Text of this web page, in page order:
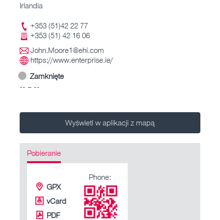
Irlandia
+353 (51)42 22 77
+353 (51) 42 16 06
John.Moore1@ehi.com
https://www.enterprise.ie/
Zamknięte
-- – --
Wyświetl w aplikacji z mapą
Pobieranie
GPX
vCard
PDF
Phone: